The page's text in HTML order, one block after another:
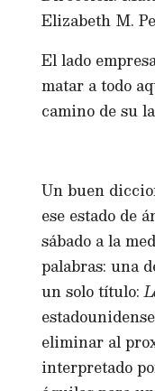
Elizabeth M.
El lado
matar a todo
camino de su
Un buen
ese estado de
sábado a la
palabras: una
un solo título:
eliminar al
interpretado